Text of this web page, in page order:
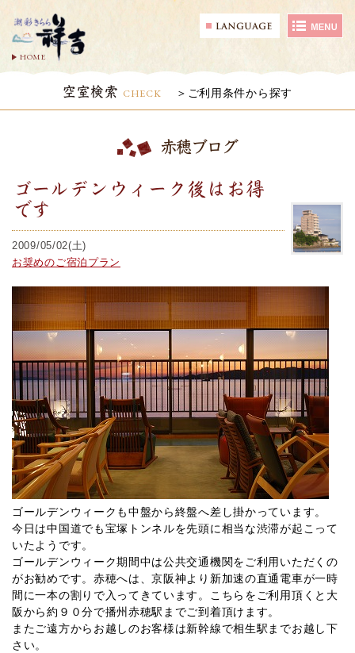
HOME
空室検索 CHECK ご利用条件から探す
赤穂ブログ
ゴールデンウィーク後はお得
です
2009/05/02(土)
お奨めのご宿泊プラン
ゴールデンウィークも中盤から終盤へ差し掛かっています。
今日は中国道でも宝塚トンネルを先頭に相当な渋滞が起こって
いたようです。
ゴールデンウィーク期間中は公共交通機関をご利用いただくの
がお勧めです。赤穂へは、京阪神より新加速の直通電車が一時
間に一本の割りで入ってきています。こちらをご利用頂くと大
阪から約９０分で播州赤穂駅までご到着頂けます。
またご遠方からお越しのお客様は新幹線で相生駅までお越し下
さい。